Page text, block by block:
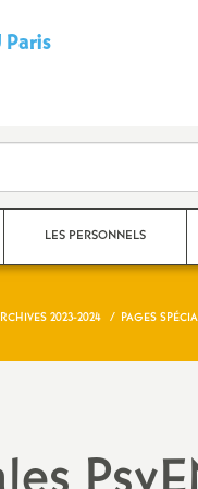
Paris
LES PERSONNELS
CPE
2023-2024 PAGES